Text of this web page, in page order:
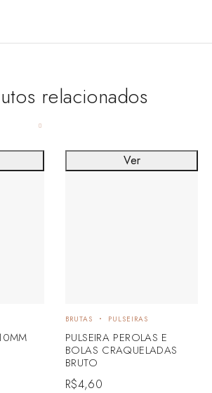
relacionados
BRUTAS PULSEIRAS
PULSEIRA PEROLAS E
BOLAS CRAQUELADAS
BRUTO
R$4,60
Ver